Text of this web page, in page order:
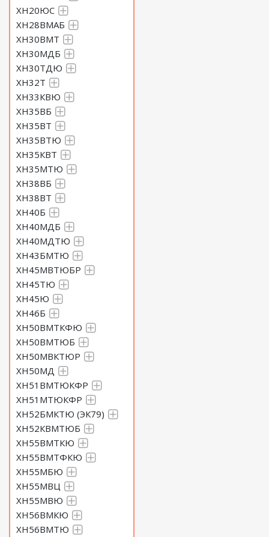
ХН20ЮС
ХН28ВМАБ
ХН30ВМТ
ХН30МДБ
ХН30ТДЮ
ХН32Т
ХН33КВЮ
ХН35ВБ
ХН35ВТ
ХН35ВТЮ
ХН35КВТ
ХН35МТЮ
ХН38ВБ
ХН38ВТ
ХН40Б
ХН40МДБ
ХН40МДТЮ
ХН43БМТЮ
ХН45МВТЮБР
ХН45ТЮ
ХН45Ю
ХН46Б
ХН50ВМТКФЮ
ХН50ВМТЮБ
ХН50МВКТЮР
ХН50МД
ХН51ВМТЮКФР
ХН51МТЮКФР
ХН52БМКТЮ (ЭК79)
ХН52КВМТЮБ
ХН55ВМТКЮ
ХН55ВМТФКЮ
ХН55МБЮ
ХН55МВЦ
ХН55МВЮ
ХН56ВМКЮ
ХН56ВМТЮ